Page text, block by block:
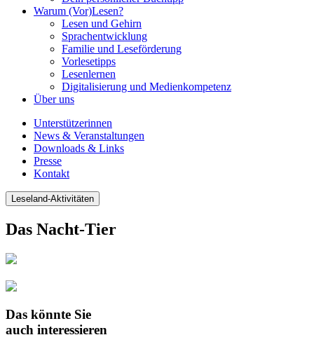
Warum (Vor)Lesen?
Lesen und Gehirn
Sprachentwicklung
Familie und Leseförderung
Vorlesetipps
Lesenlernen
Digitalisierung und Medienkompetenz
Über uns
Unterstützerinnen
News & Veranstaltungen
Downloads & Links
Presse
Kontakt
Leseland-Aktivitäten
Das Nacht-Tier
Das könnte Sie
auch interessieren